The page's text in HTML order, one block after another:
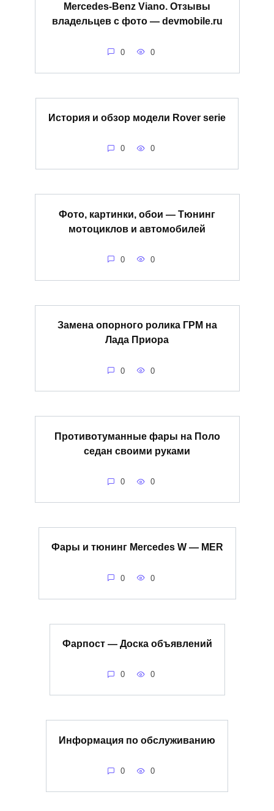
Mercedes-Benz Viano. Отзывы
владельцев с фото — devmobile.ru
0 0
История и обзор модели Rover serie
0 0
Фото, картинки, обои — Тюнинг
мотоциклов и автомобилей
0 0
Замена опорного ролика ГРМ на
Лада Приора
0 0
Противотуманные фары на Поло
седан своими руками
0 0
Фары и тюнинг Mercedes W — MER
0 0
Фарпост — Доска объявлений
0 0
Информация по обслуживанию
0 0